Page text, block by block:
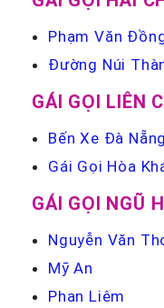
Phạm Văn
Đường Núi
GÁI GỌI LIÊN
Bến Xe Đà Nẵng
Gái Gọi Hòa
GÁI GỌI NGŨ
Nguyễn Văn
Mỹ An
Phan Liêm